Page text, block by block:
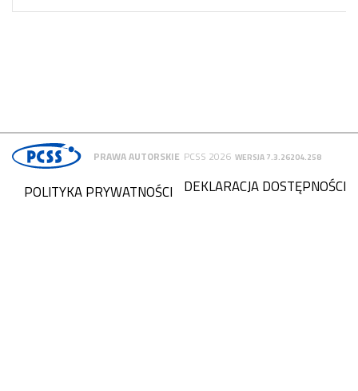
PRAWA AUTORSKIE PCSS 2026 WERSJA 7.3.26204.258
DEKLARACJA DOSTĘPNOŚCI
POLITYKA PRYWATNOŚCI